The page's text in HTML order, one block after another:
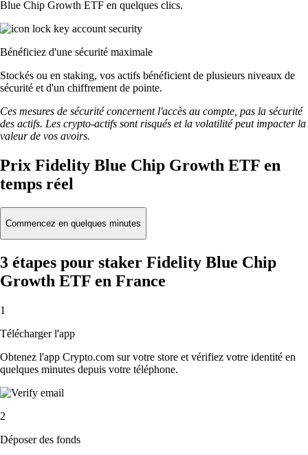
Blue Chip Growth ETF en quelques clics.
Bénéficiez d'une sécurité maximale
Stockés ou en staking, vos actifs bénéficient de plusieurs niveaux de
sécurité et d'un chiffrement de pointe.
Ces mesures de sécurité concernent l'accès au compte, pas la sécurité
des actifs. Les crypto-actifs sont risqués et la volatilité peut impacter la
valeur de vos avoirs.
Prix Fidelity Blue Chip Growth ETF en
temps réel
Commencez en quelques minutes
3 étapes pour staker Fidelity Blue Chip
Growth ETF en France
1
Télécharger l'app
Obtenez l'app Crypto.com sur votre store et vérifiez votre identité en
quelques minutes depuis votre téléphone.
2
Déposer des fonds